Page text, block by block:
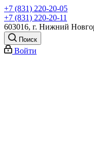
+7 (831) 220-20-05
+7 (831) 220-20-11
603016, г. Нижний
Поиск
Войти